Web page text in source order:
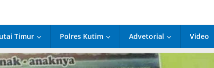
Timur Polres Kutim Advetorial Video